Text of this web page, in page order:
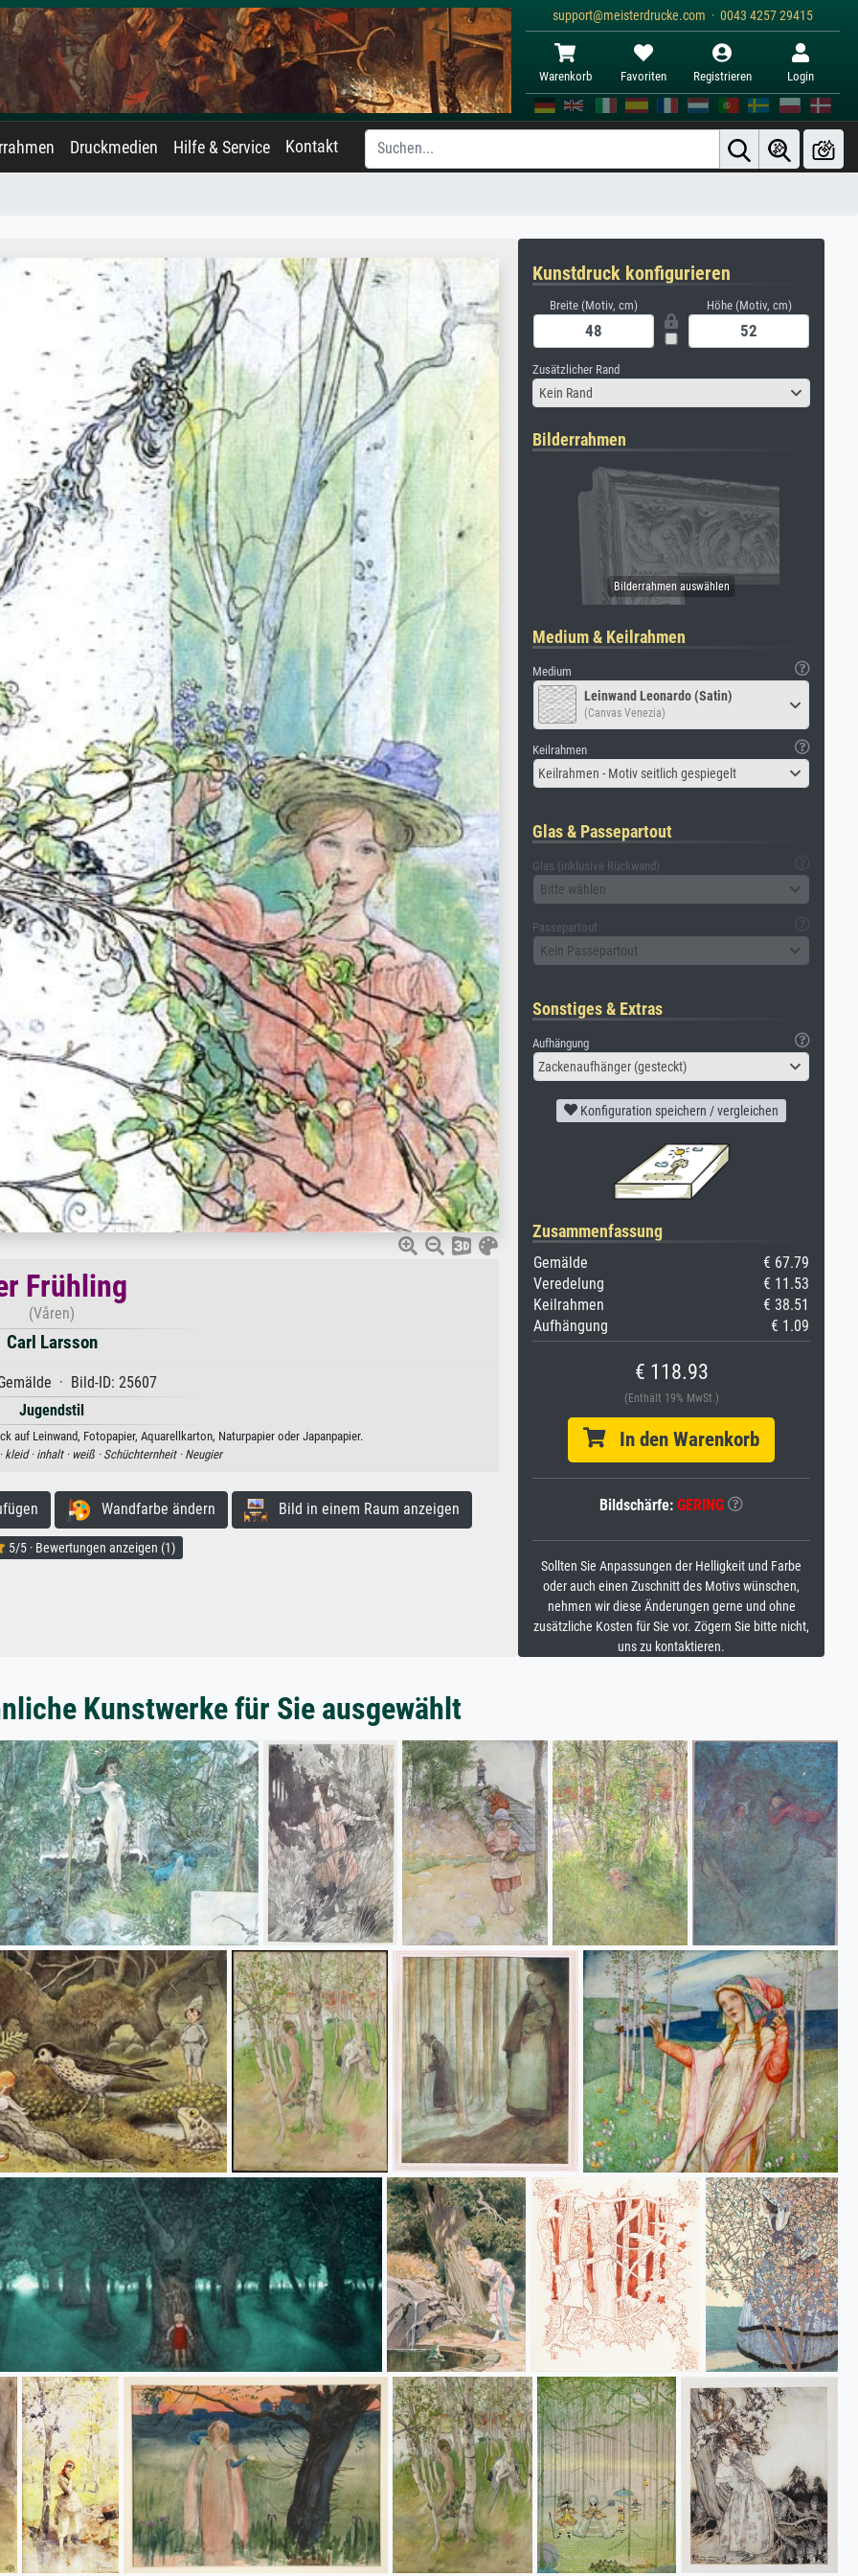
support@meisterdrucke.com · 0043 4257 29415
Warenkorb Favoriten Registrieren Login
Druckmedien Hilfe & Service Kontakt
Frühling
(Våren)
Carl Larsson
· Bild-ID: 25607
Jugendstil
auf Leinwand, Fotopapier, Aquarellkarton, Naturpapier oder Japanpapier.
kleid · inhalt · weiß · Schüchternheit · Neugier
Wandfarbe ändern Bild in einem Raum anzeigen
5/5 · Bewertungen anzeigen (1)
Kunstdruck konfigurieren
Breite (Motiv, cm) Höhe (Motiv, cm)
Zusätzlicher Rand
Kein Rand
Bilderrahmen
Medium & Keilrahmen
Medium
Leinwand Leonardo (Satin)
(Canvas Venezia)
Keilrahmen
Keilrahmen - Motiv seitlich gespiegelt
Glas & Passepartout
Glas (inklusive Rückwand)
Bitte wählen
Passepartout
Kein Passepartout
Sonstiges & Extras
Aufhängung
Zackenaufhänger (gesteckt)
Konfiguration speichern / vergleichen
Zusammenfassung
Gemälde
€ 67.79
Veredelung
€ 11.53
Keilrahmen
€ 38.51
Aufhängung
€ 1.09
€ 118.93
(Enthält 19% MwSt.)
In den Warenkorb
Bildschärfe: GERING
Sollten Sie Anpassungen der Helligkeit und Farbe
oder auch einen Zuschnitt des Motivs wünschen,
nehmen wir diese Änderungen gerne und ohne
zusätzliche Kosten für Sie vor. Zögern Sie bitte nicht,
uns zu kontaktieren.
Kunstwerke für Sie ausgewählt